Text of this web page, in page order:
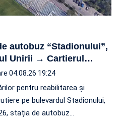
autobuz “Stadionului”,
Unirii → Cartierul…
04.08.26 19:24
pentru reabilitarea și
pe bulevardul Stadionului,
stația de autobuz…